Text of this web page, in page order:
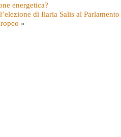
energetica?
di Ilaria Salis al Parlamento
»